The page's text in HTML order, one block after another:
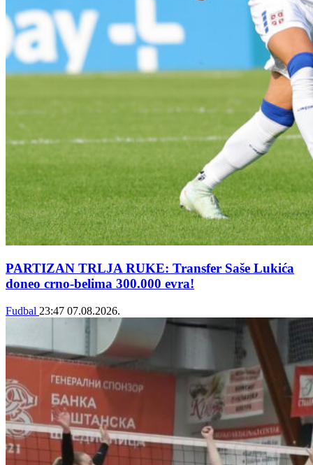
PARTIZAN TRLJA RUKE: Transfer Saše Lukića
doneo crno-belima 300.000 evra!
Fudbal 23:47 07.08.2026.